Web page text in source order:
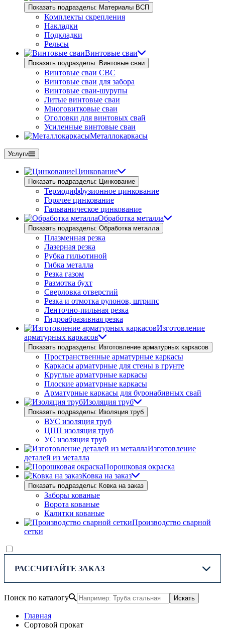
Показать подразделы: Материалы ВСП
Комплекты скрепления
Накладки
Подкладки
Рельсы
Винтовые сваи
Показать подразделы: Винтовые сваи
Винтовые сваи СВС
Винтовые сваи для забора
Винтовые сваи-шурупы
Литые винтовые сваи
Многовитковые сваи
Оголовки для винтовых свай
Усиленные винтовые сваи
Металлокаркасы
Услуги
Цинкование
Показать подразделы: Цинкование
Термодиффузионное цинкование
Горячее цинкование
Гальваническое цинкование
Обработка металла
Показать подразделы: Обработка металла
Плазменная резка
Лазерная резка
Рубка гильотиной
Гибка металла
Резка газом
Размотка бухт
Сверловка отверстий
Резка и отмотка рулонов, штрипс
Ленточно-пильная резка
Гидроабразивная резка
Изготовление
арматурных каркасов
Показать подразделы: Изготовление арматурных каркасов
Пространственные арматурные каркасы
Каркасы арматурные для стены в грунте
Круглые арматурные каркасы
Плоские арматурные каркасы
Арматурные каркасы для буронабивных свай
Изоляция труб
Показать подразделы: Изоляция труб
ВУС изоляция труб
ЦПП изоляция труб
УС изоляция труб
Изготовление
деталей из металла
Порошковая окраска
Ковка на заказ
Показать подразделы: Ковка на заказ
Заборы кованые
Ворота кованые
Калитки кованые
Производство сварной
сетки
РАССЧИТАЙТЕ ЗАКАЗ
Поиск по каталогу Искать
Главная
Сортовой прокат